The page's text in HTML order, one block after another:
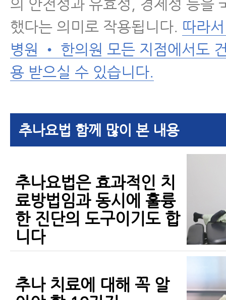
의 안전성과 유효성, 경제성 등을
했다는 의미로 작용됩니다. 따라
병원 • 한의원 모든 지점에서도
용 받으실 수 있습니다.
추나요법 함께 많이 본 내용
추나요법은 효과적인 치
료방법임과 동시에 훌륭
한 진단의 도구이기도 합
니다
추나 치료에 대해 꼭 알